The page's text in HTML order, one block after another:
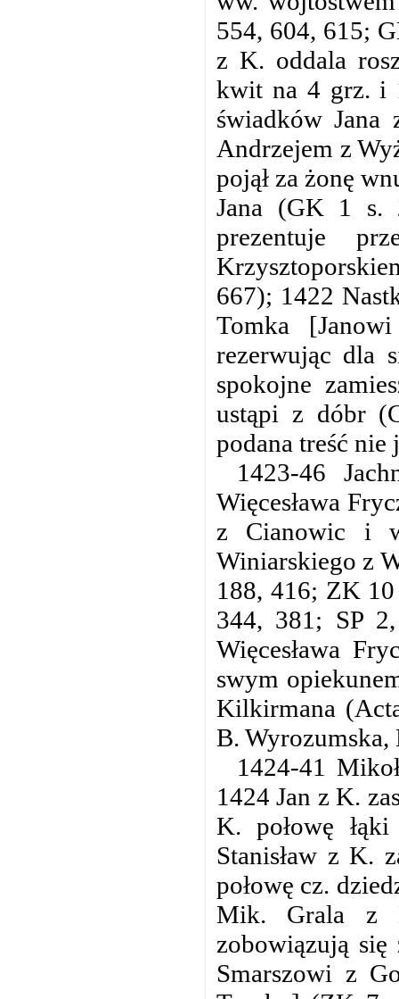
554, 604, 615;
z K. oddala
kwit na 4 grz. i
świadków
Andrzejem z
pojął za żonę
Jana (GK 1 s.
prezentuje
667); 1422
Tomka
rezerwując dla
spokojne
ustąpi z dóbr
podana treść nie
1423-46
Więcesława
z Cianowic i
Winiarskiego z
188, 416; ZK
344, 381; SP
Więcesława
swym
Kilkirmana
B.
1424-41
1424 Jan z K.
K. połowę
Stanisław z K.
połowę cz.
Mik. Grala z
zobowiązują
Smarszowi z